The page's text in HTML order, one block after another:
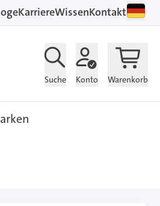
KarriereWissenKontakt
Suche Konto Warenkorb